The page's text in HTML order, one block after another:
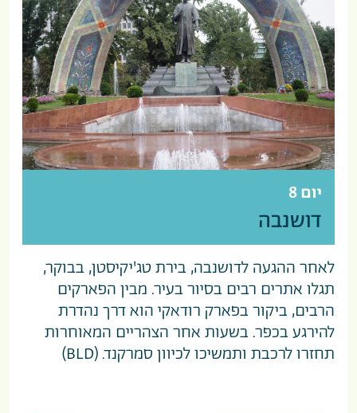
יום 8
דושנבה
לאחר ההגעה לדושנבה, בירת טג'יקיסטן, בבוקר,
תגלו אתרים רבים בסיור בעיר. מבין הפארקים
הרבים, ביקור בפארק רודאקי הוא דרך נהדרת
להירגע בכפר. בשעות אחר הצהריים המאוחרות
תחזרו לרכבת ותמשיכו לכיוון סמרקנד. (BLD)